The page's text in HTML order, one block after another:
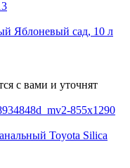
Яблоневый сад, 10 л
с вами и уточнят
Toyota Silica